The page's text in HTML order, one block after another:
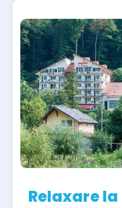
Relaxare la